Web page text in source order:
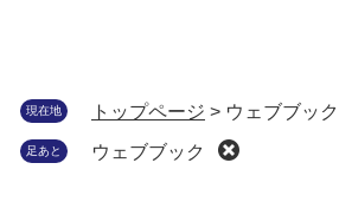
現在地 トップページ > ウェブブック
足あと ウェブブック